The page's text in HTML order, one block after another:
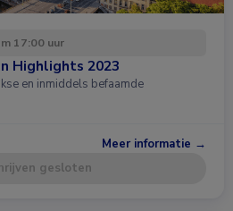
17:00 uur
Highlights 2023
en inmiddels befaamde
Meer informatie →
gesloten